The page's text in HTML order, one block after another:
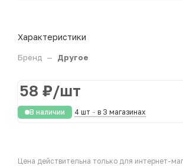
Характеристики
Бренд — Другое
58 ₽/шт
В наличии 4 шт - в 3 магазинах
Цена действительна только для интернет-